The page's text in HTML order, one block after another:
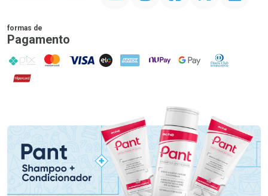
formas de
Pagamento
PIX MasterCard
VISA ELO AMEX NuPay Google PayDiners Club
Hipercard
Promoção em Destaque